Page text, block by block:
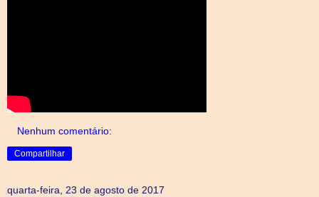
Nenhum comentário:
Compartilhar
quarta-feira, 23 de agosto de 2017